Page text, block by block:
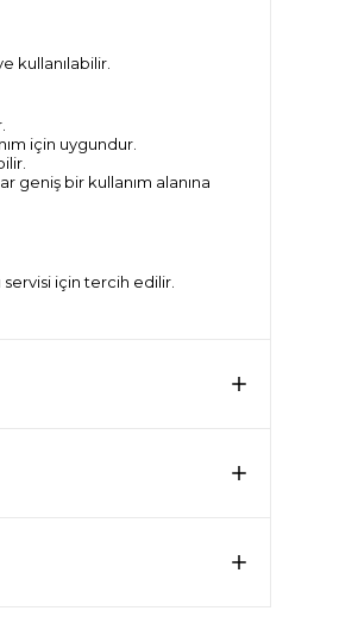
kullanılabilir.
için uygundur.
geniş bir kullanım alanına
için tercih edilir.